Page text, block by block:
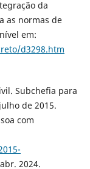
da
as normas de
em:
d3298.htm
Subchefia para
de 2015.
com
2024.